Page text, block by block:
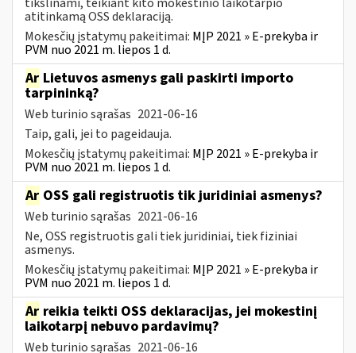
atitinkamą OSS deklaraciją.
Mokesčių įstatymų pakeitimai: MĮP 2021 » E-prekyba ir
PVM nuo 2021 m. liepos 1 d.
Ar Lietuvos asmenys gali paskirti importo
tarpininką?
Web turinio sąrašas 2021-06-16
Taip, gali, jei to pageidauja.
Mokesčių įstatymų pakeitimai: MĮP 2021 » E-prekyba ir
PVM nuo 2021 m. liepos 1 d.
Ar OSS gali registruotis tik juridiniai asmenys?
Web turinio sąrašas 2021-06-16
Ne, OSS registruotis gali tiek juridiniai, tiek fiziniai
asmenys.
Mokesčių įstatymų pakeitimai: MĮP 2021 » E-prekyba ir
PVM nuo 2021 m. liepos 1 d.
Ar reikia teikti OSS deklaracijas, jei mokestinį
laikotarpį nebuvo pardavimų?
Web turinio sąrašas 2021-06-16